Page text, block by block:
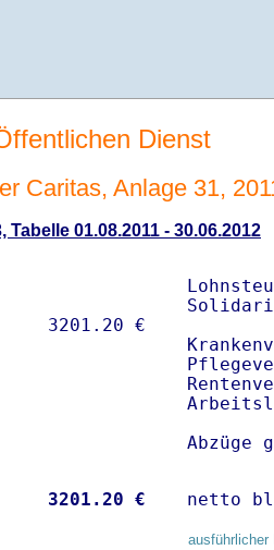
Dienst
Caritas, Anlage 31,
01.08.2011 - 30.06.2012
3201.20 €
ausführlicher